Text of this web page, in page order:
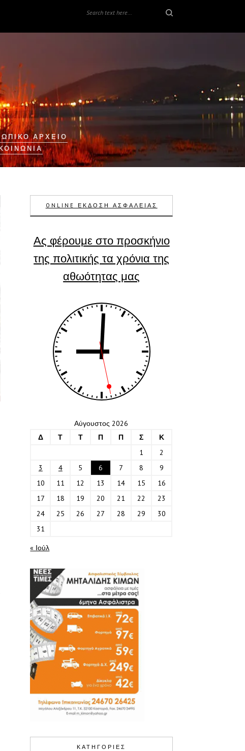
ΑΡΧΕΙΟ
ONLINE ΕΚΔΟΣΗ ΑΣΦΑΛΕΙΑΣ
Ας φέρουμε στο προσκήνιο
της πολιτικής τα χρόνια της
αθωότητας μας
Αύγουστος 2026
Δ
Τ Τ Π Π Σ
Κ
1
2
3
4 5 6 7 8
9
10
11 12 13 14 15
16
17
18 19 20 21 22
23
24
25 26 27 28 29
30
31
« Ιούλ
ΚΑΤΗΓΟΡΙΕΣ